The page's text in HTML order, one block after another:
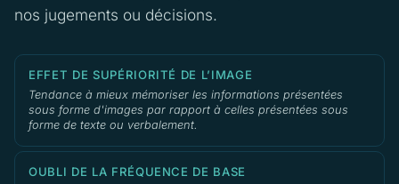
nos jugements ou décisions.
EFFET DE SUPÉRIORITÉ DE L’IMAGE
Tendance à mieux mémoriser les informations présentées
sous forme d'images par rapport à celles présentées sous
forme de texte ou verbalement.
OUBLI DE LA FRÉQUENCE DE BASE